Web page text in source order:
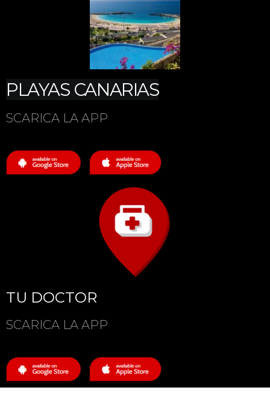
PLAYAS CANARIAS
SCARICA LA APP
TU DOCTOR
SCARICA LA APP